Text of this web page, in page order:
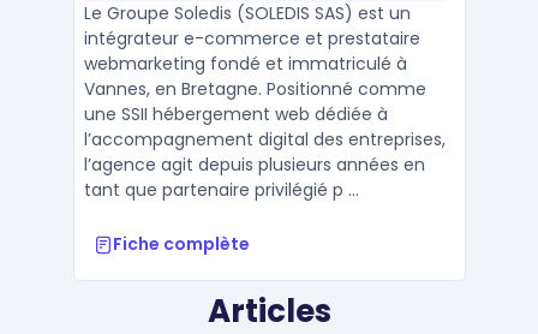
Le Groupe Soledis (SOLEDIS SAS) est un
intégrateur e-commerce et prestataire
webmarketing fondé et immatriculé à
Vannes, en Bretagne. Positionné comme
une SSII hébergement web dédiée à
l’accompagnement digital des entreprises,
l’agence agit depuis plusieurs années en
tant que partenaire privilégié p ...
Fiche complète
Articles